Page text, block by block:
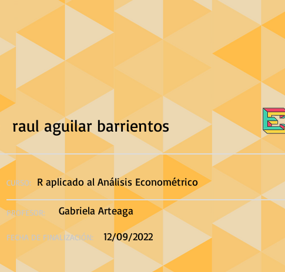
raul aguilar barrientos
CURSO: R aplicado al Análisis Econométrico
PROFESOR: Gabriela Arteaga
FECHA DE FINALIZACIÓN: 12/09/2022